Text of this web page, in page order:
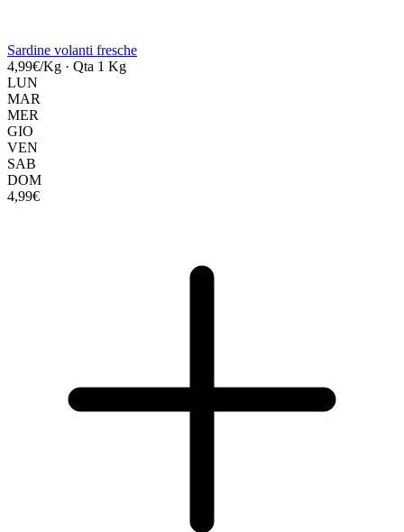
Sardine volanti fresche
4,99€/Kg · Qta 1 Kg
LUN
MAR
MER
GIO
VEN
SAB
DOM
4,99€